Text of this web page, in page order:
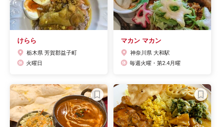
けらら
栃木県 芳賀郡益子町
火曜日
マカン マカン
神奈川県 大和駅
毎週火曜・第2.4月曜